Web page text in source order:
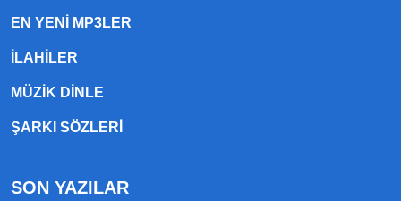
EN YENI MP3LER
ILAHILER
MÜZIK DINLE
ŞARKI SÖZLERI
SON YAZILAR